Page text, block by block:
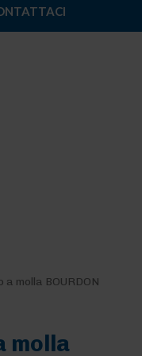
molla BOURDON
molla